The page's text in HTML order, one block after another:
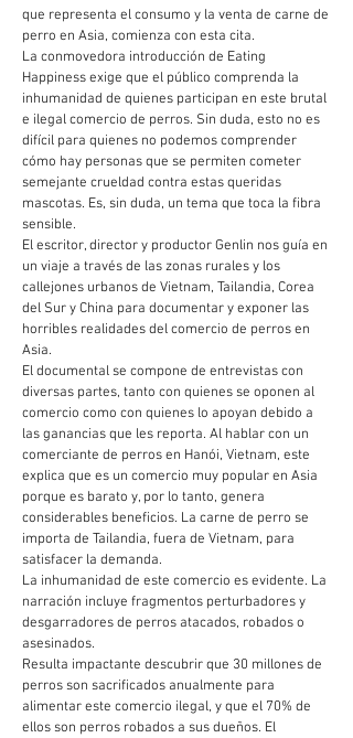
que representa el consumo y la venta de carne de
perro en Asia, comienza con esta cita.
La conmovedora introducción de Eating
Happiness exige que el público comprenda la
inhumanidad de quienes participan en este brutal
e ilegal comercio de perros. Sin duda, esto no es
difícil para quienes no podemos comprender
cómo hay personas que se permiten cometer
semejante crueldad contra estas queridas
mascotas. Es, sin duda, un tema que toca la fibra
sensible.
El escritor, director y productor Genlin nos guía en
un viaje a través de las zonas rurales y los
callejones urbanos de Vietnam, Tailandia, Corea
del Sur y China para documentar y exponer las
horribles realidades del comercio de perros en
Asia.
El documental se compone de entrevistas con
diversas partes, tanto con quienes se oponen al
comercio como con quienes lo apoyan debido a
las ganancias que les reporta. Al hablar con un
comerciante de perros en Hanói, Vietnam, este
explica que es un comercio muy popular en Asia
porque es barato y, por lo tanto, genera
considerables beneficios. La carne de perro se
importa de Tailandia, fuera de Vietnam, para
satisfacer la demanda.
La inhumanidad de este comercio es evidente. La
narración incluye fragmentos perturbadores y
desgarradores de perros atacados, robados o
asesinados.
Resulta impactante descubrir que 30 millones de
perros son sacrificados anualmente para
alimentar este comercio ilegal, y que el 70% de
ellos son perros robados a sus dueños. El